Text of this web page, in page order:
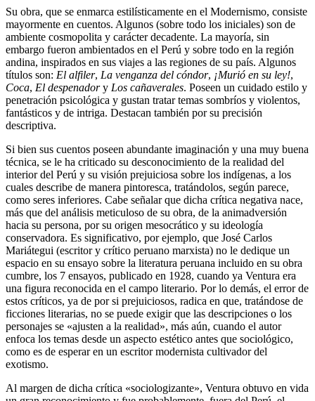
Su obra, que se enmarca estilísticamente en el Modernismo, consiste
mayormente en cuentos. Algunos (sobre todo los iniciales) son de
ambiente cosmopolita y carácter decadente. La mayoría, sin
embargo fueron ambientados en el Perú y sobre todo en la región
andina, inspirados en sus viajes a las regiones de su país. Algunos
títulos son: El alfiler, La venganza del cóndor, ¡Murió en su ley!,
Coca, El despenadory Los cañaverales. Poseen un cuidado estilo y
penetración psicológica y gustan tratar temas sombríos y violentos,
fantásticos y de intriga. Destacan también por su precisión
descriptiva.
Si bien sus cuentos poseen abundante imaginación y una muy buena
técnica, se le ha criticado su desconocimiento de la realidad del
interior del Perú y su visión prejuiciosa sobre los indígenas, a los
cuales describe de manera pintoresca, tratándolos, según parece,
como seres inferiores. Cabe señalar que dicha crítica negativa nace,
más que del análisis meticuloso de su obra, de la animadversión
hacia su persona, por su origen mesocrático y su ideología
conservadora. Es significativo, por ejemplo, que José Carlos
Mariátegui (escritor y crítico peruano marxista) no le dedique un
espacio en su ensayo sobre la literatura peruana incluido en su obra
cumbre, los 7 ensayos, publicado en 1928, cuando ya Ventura era
una figura reconocida en el campo literario. Por lo demás, el error de
estos críticos, ya de por si prejuiciosos, radica en que, tratándose de
ficciones literarias, no se puede exigir que las descripciones o los
personajes se «ajusten a la realidad», más aún, cuando el autor
enfoca los temas desde un aspecto estético antes que sociológico,
como es de esperar en un escritor modernista cultivador del
exotismo.
Al margen de dicha crítica «sociologizante», Ventura obtuvo en vida